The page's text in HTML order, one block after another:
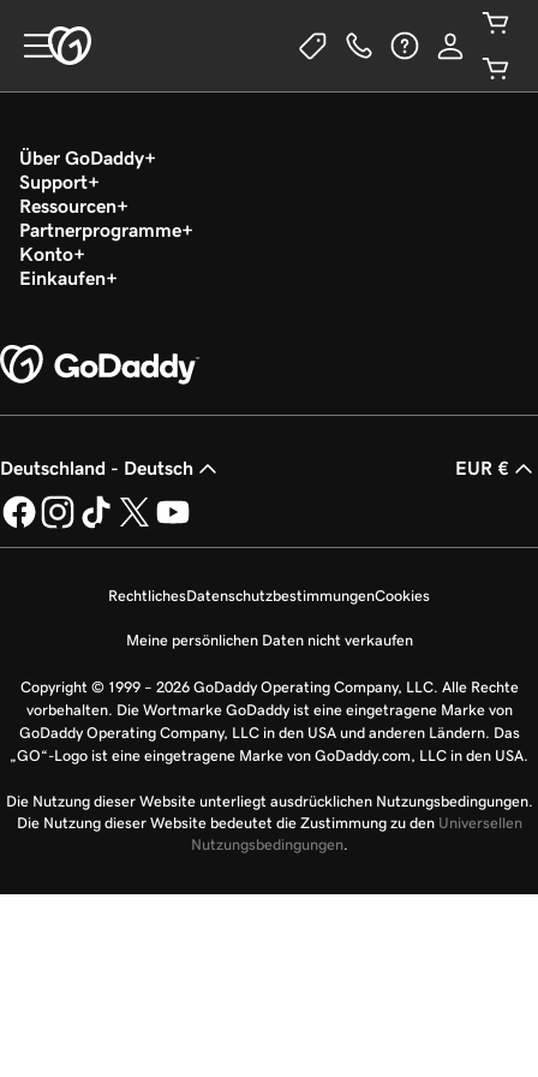
Über GoDaddy
Support
Ressourcen
Partnerprogramme
Konto
Einkaufen
Deutschland - Deutsch EUR €
RechtlichesDatenschutzbestimmungenCookies
Meine persönlichen Daten nicht verkaufen
Copyright © 1999 – 2026 GoDaddy Operating Company, LLC. Alle Rechte
vorbehalten. Die Wortmarke GoDaddy ist eine eingetragene Marke von
GoDaddy Operating Company, LLC in den USA und anderen Ländern. Das
„GO“-Logo ist eine eingetragene Marke von GoDaddy.com, LLC in den USA.
Die Nutzung dieser Website unterliegt ausdrücklichen Nutzungsbedingungen.
Die Nutzung dieser Website bedeutet die Zustimmung zu den Universellen
Nutzungsbedingungen.